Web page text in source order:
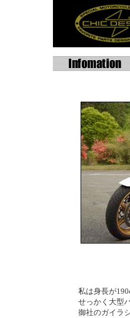
私は身長が
せっかく大型
御社のガイラ